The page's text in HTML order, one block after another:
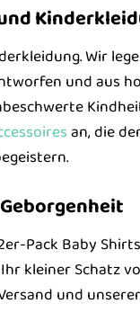
Wir
und aus
an, die
Pack Baby
kleiner Schatz
und